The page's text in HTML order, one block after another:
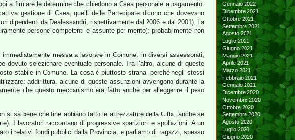
a firmare le determine che chiedono a Csea personale a pagamento.
gestione di Csea; quelli delle Partecipate dicono che dovevano
dipendenti da Dealessandri, rispettivamente dal 2006 e dal 2001). La
persone competenti e assunte per merito); probabilmente non
messa a lavorare in Comune, in diversi assessorati,
dovuto selezionare eventuale personale. Tra l’altro, alcune di queste
stabile in Comune. La cosa è piuttosto strana, perché negli stessi
addirittura, alcune di queste assunzioni avvengono durante la
che questo meccanismo era fatto anche per alleggerire il peso
si sa bene che fine abbiano fatto le attrezzature della Città, anche se
I lavoratori raccontano di progressive sparizioni e spoliazioni. A un
i relativi fondi pubblici dalla Provincia; e parliamo di ragazzi, spesso
Gennaio 2022
Dicembre 2021
Ottobre 2021
Settembre 2021
Agosto 2021
Luglio 2021
Giugno 2021
Maggio 2021
Aprile 2021
Marzo 2021
Febbraio 2021
Gennaio 2021
Dicembre 2020
Novembre 2020
Ottobre 2020
Settembre 2020
Agosto 2020
Luglio 2020
Giugno 2020